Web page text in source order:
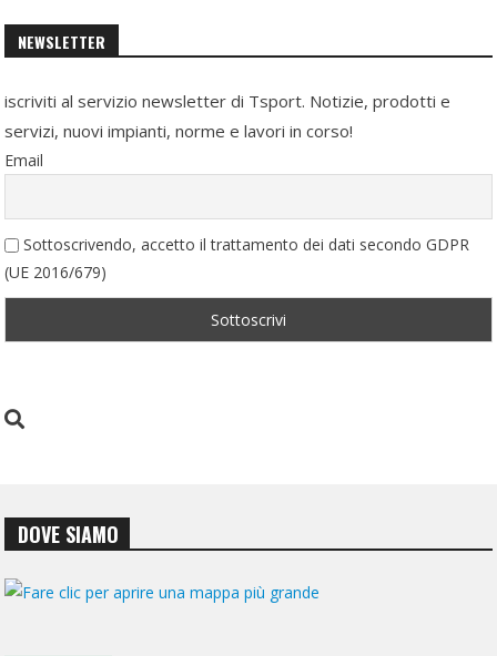
NEWSLETTER
iscriviti al servizio newsletter di Tsport. Notizie, prodotti e
servizi, nuovi impianti, norme e lavori in corso!
Email
Sottoscrivendo, accetto il trattamento dei dati secondo GDPR
(UE 2016/679)
DOVE SIAMO